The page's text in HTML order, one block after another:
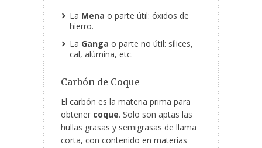
La Mena o parte útil: óxidos de
hierro.
La Ganga o parte no útil: sílices,
cal, alúmina, etc.
Carbón de Coque
El carbón es la materia prima para
obtener coque. Solo son aptas las
hullas grasas y semigrasas de llama
corta, con contenido en materias